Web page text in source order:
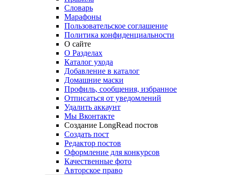
Словарь
Марафоны
Пользовательское соглашение
Политика конфиденциальности
О сайте
О Разделах
Каталог ухода
Добавление в каталог
Домашние маски
Профиль, сообщения, избранное
Отписаться от уведомлений
Удалить аккаунт
Мы Вконтакте
Создание LongRead постов
Создать пост
Редактор постов
Оформление для конкурсов
Качественные фото
Авторское право